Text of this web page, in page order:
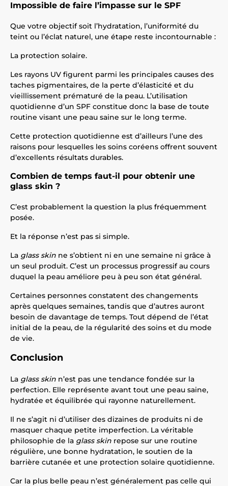
Impossible de faire l’impasse sur le SPF
Que votre objectif soit l’hydratation, l’uniformité du
teint ou l’éclat naturel, une étape reste incontournable :
La protection solaire.
Les rayons UV figurent parmi les principales causes des
taches pigmentaires, de la perte d’élasticité et du
vieillissement prématuré de la peau. L’utilisation
quotidienne d’un SPF constitue donc la base de toute
routine visant une peau saine sur le long terme.
Cette protection quotidienne est d’ailleurs l’une des
raisons pour lesquelles les soins coréens offrent souvent
d’excellents résultats durables.
Combien de temps faut-il pour obtenir une
glass skin ?
C’est probablement la question la plus fréquemment
posée.
Et la réponse n’est pas si simple.
La glass skin ne s’obtient ni en une semaine ni grâce à
un seul produit. C’est un processus progressif au cours
duquel la peau améliore peu à peu son état général.
Certaines personnes constatent des changements
après quelques semaines, tandis que d’autres auront
besoin de davantage de temps. Tout dépend de l’état
initial de la peau, de la régularité des soins et du mode
de vie.
Conclusion
La glass skin n’est pas une tendance fondée sur la
perfection. Elle représente avant tout une peau saine,
hydratée et équilibrée qui rayonne naturellement.
Il ne s’agit ni d’utiliser des dizaines de produits ni de
masquer chaque petite imperfection. La véritable
philosophie de la glass skin repose sur une routine
régulière, une bonne hydratation, le soutien de la
barrière cutanée et une protection solaire quotidienne.
Car la plus belle peau n’est généralement pas celle qui